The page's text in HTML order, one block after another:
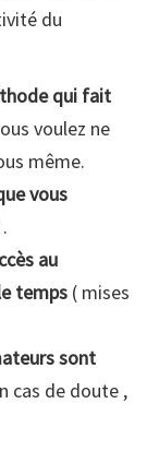
du
qui fait
voulez ne
même.
vous
au
temps( mises
sont
cas de doute ,